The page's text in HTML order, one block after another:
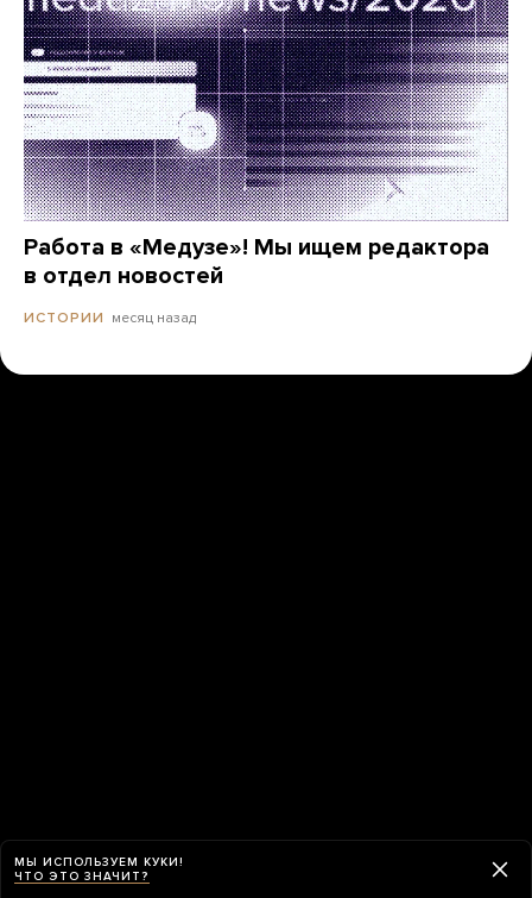
Работа в «Медузе»! Мы ищем редактора
в отдел новостей
ИСТОРИИ месяц назад
МЫ ИСПОЛЬЗУЕМ КУКИ!
ЧТО ЭТО ЗНАЧИТ?